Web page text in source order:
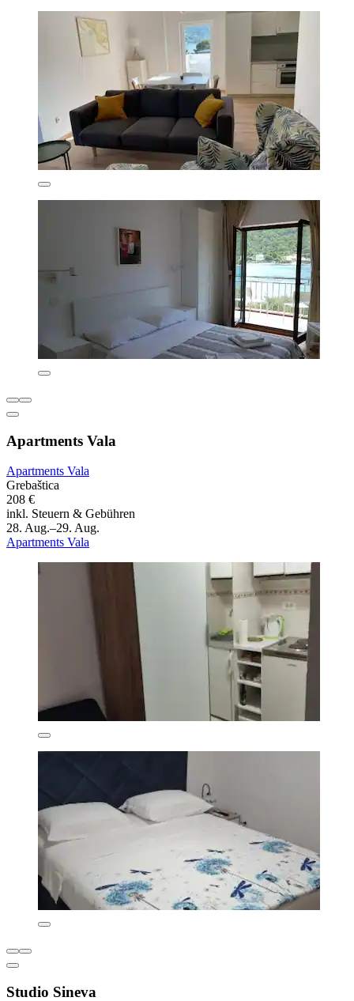
Apartments Vala
Apartments Vala
Grebaštica
208 €
inkl. Steuern & Gebühren
28. Aug.–29. Aug.
Apartments Vala
Studio Sineva